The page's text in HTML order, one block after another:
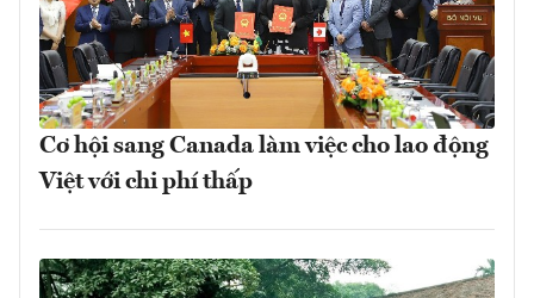
Cơ hội sang Canada làm việc cho lao động
Việt với chi phí thấp